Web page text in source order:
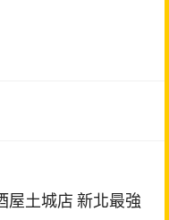
屋土城店 新北最強